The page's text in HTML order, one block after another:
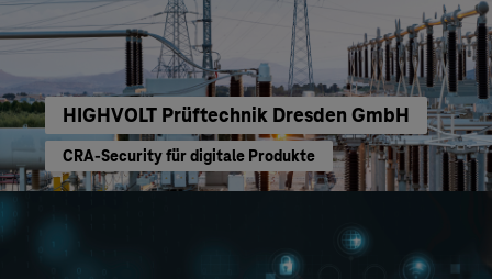
HIGHVOLT Prüftechnik Dresden GmbH
CRA-Security für digitale Produkte